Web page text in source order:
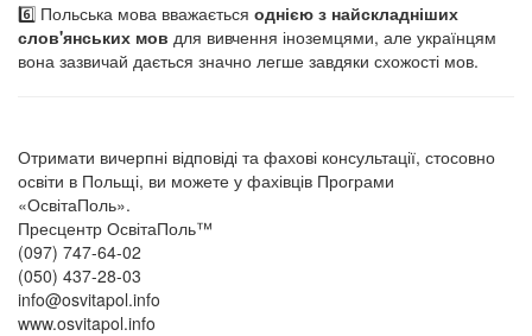
6️⃣ Польська мова вважається однією з найскладніших
слов'янських мов для вивчення іноземцями, але українцям
вона зазвичай дається значно легше завдяки схожості мов.
Отримати вичерпні відповіді та фахові консультації, стосовно
освіти в Польщі, ви можете у фахівців Програми
«ОсвітаПоль».
Пресцентр ОсвітаПоль™
(097) 747-64-02
(050) 437-28-03
info@osvitapol.info
www.osvitapol.info